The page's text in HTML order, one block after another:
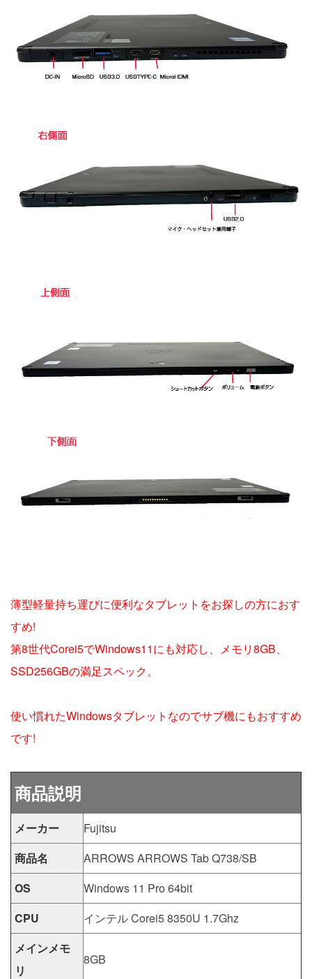
薄型軽量持ち運びに便利なタブレットをお探しの方におす
すめ!
第8世代Corei5でWindows11にも対応し、メモリ8GB、
SSD256GBの満足スペック。
使い慣れたWindowsタブレットなのでサブ機にもおすすめ
です!
商品説明
メーカー
Fujitsu
商品名
ARROWS ARROWS Tab Q738/SB
OS
Windows 11 Pro 64bit
CPU
インテル Corei5 8350U 1.7Ghz
メインメモ
リ
8GB